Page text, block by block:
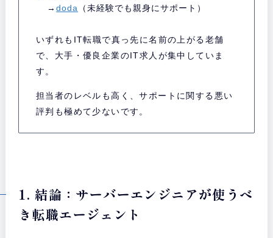
→doda （未経験でも親身にサポート）
いずれもIT転職で真っ先に名前の上がる老舗
で、大手・優良企業のIT求人が集中していま
す。
担当者のレベルも高く、サポートに関する悪い
評判も極めて少ないです。
1. 結論：サーバーエンジニアが使うべ
き転職エージェント